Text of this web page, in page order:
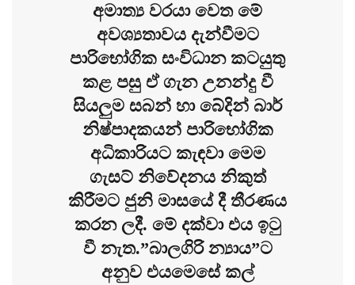
අමාත්‍ය වරයා වෙත මේ
අවශ්‍යතාවය දැන්වීමට
පාරිභෝගික සංවිධාන කටයුතු
කළ පසු ඒ ගැන උනන්දු වී
සියලුම සබන් හා බේදින් බාර්
නිෂ්පාදකයන් පාරිභෝගික
අධිකාරියට කැඳවා මෙම
ගැසට් නිවේදනය නිකුත්
කිරීමට ජුනි මාසයේ දී තීරණය
කරන ලදී. මේ දක්වා එය ඉටු
වී නැත.”බාලගිරි න්‍යාය”ට
අනුව එයමෙසේ කල්